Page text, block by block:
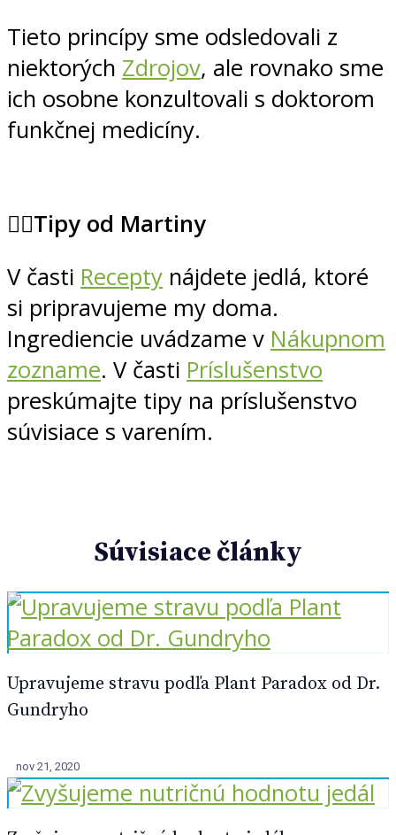
Tieto princípy sme odsledovali z
niektorých Zdrojov, ale rovnako sme
ich osobne konzultovali s doktorom
funkčnej medicíny.
💁‍♀️Tipy od Martiny
V časti Recepty nájdete jedlá, ktoré
si pripravujeme my doma.
Ingrediencie uvádzame v Nákupnom
zozname. V časti Príslušenstvo
preskúmajte tipy na príslušenstvo
súvisiace s varením.
Súvisiacečlánky
Upravujeme stravu podľa Plant Paradox od Dr.
Gundryho
nov 21, 2020